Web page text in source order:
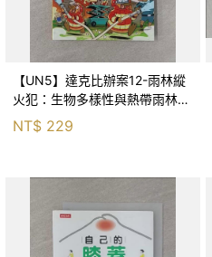
【UN5】達克比辦案12-雨林縱
火犯：生物多樣性與熱帶雨林生
態系_柯智元
NT$ 229